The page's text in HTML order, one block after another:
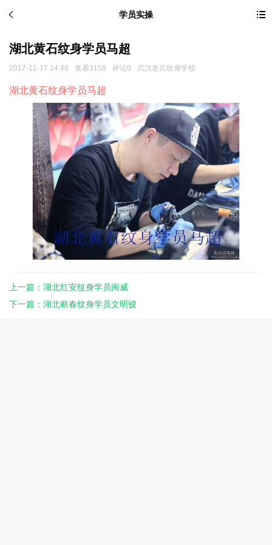
学员实操
湖北黄石纹身学员马超
2017-11-17 14:48 查看3158 评论0 武汉老兵纹身学校
湖北黄石纹身学员马超
上一篇：湖北红安纹身学员闽威
下一篇：湖北蕲春纹身学员文明骏